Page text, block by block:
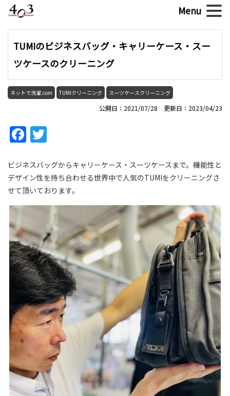
TUMIのビジネスバッグ・キャリーケース・スー
ツケースのクリーニング
ネットで洗濯.com TUMIクリーニング スーツケースクリーニング
公開日：2021/07/28 更新日：2023/04/23
Facebook
ビジネスバッグからキャリーケース・スーツケースまで。機能性と
デザイン性を持ち合わせる世界中で人気のTUMIをクリーニングさ
せて頂いております。